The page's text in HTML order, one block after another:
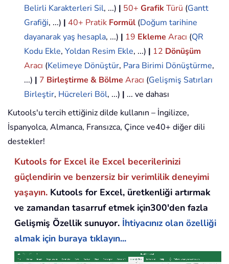
Belirli Karakterleri Sil, ...) | 50+ GrafikTürü (Gantt
Grafiği, ...) | 40+ Pratik Formül (Doğum tarihine
dayanarak yaş hesapla, ...) | 19 Ekleme Aracı (QR
Kodu Ekle, Yoldan Resim Ekle, ...) | 12 Dönüşüm
Aracı (Kelimeye Dönüştür, Para Birimi Dönüştürme,
...) | 7 Birleştirme & Bölme Aracı (Gelişmiş Satırları
Birleştir, Hücreleri Böl, ...) | ... ve dahası
Kutools'u tercih ettiğiniz dilde kullanın – İngilizce,
İspanyolca, Almanca, Fransızca, Çince ve40+ diğer dili
destekler!
Kutools for Excel ile Excel becerilerinizi
güçlendirin ve benzersiz bir verimlilik deneyimi
yaşayın. Kutools for Excel, üretkenliği artırmak
ve zamandan tasarruf etmek için300'den fazla
Gelişmiş Özellik sunuyor. İhtiyacınız olan özelliği
almak için buraya tıklayın...